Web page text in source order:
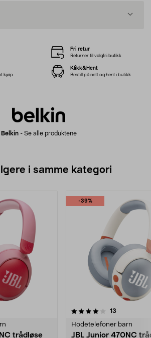
Belkin- Se alle produktene
Fri retur
Returner til valgfri butikk
kjøp
Klikk&Hent
Bestill på nett og hent i butikk
i samme kategori
trådløse
-39%
13
Hodetelefoner barn
JBL Junior 470NC
4.5 av 5 stjerner